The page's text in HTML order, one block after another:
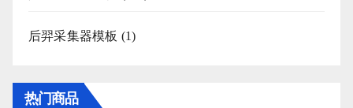
后羿采集器模板 (1)
热门商品